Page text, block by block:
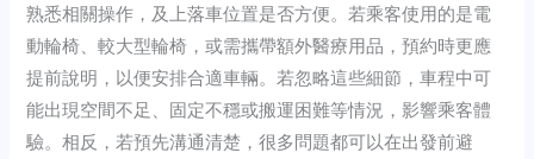
熟悉相關操作，及上落車位置是否方便。若乘客使用的是電
動輪椅、較大型輪椅，或需攜帶額外醫療用品，預約時更應
提前說明，以便安排合適車輛。若忽略這些細節，車程中可
能出現空間不足、固定不穩或搬運困難等情況，影響乘客體
驗。相反，若預先溝通清楚，很多問題都可以在出發前避